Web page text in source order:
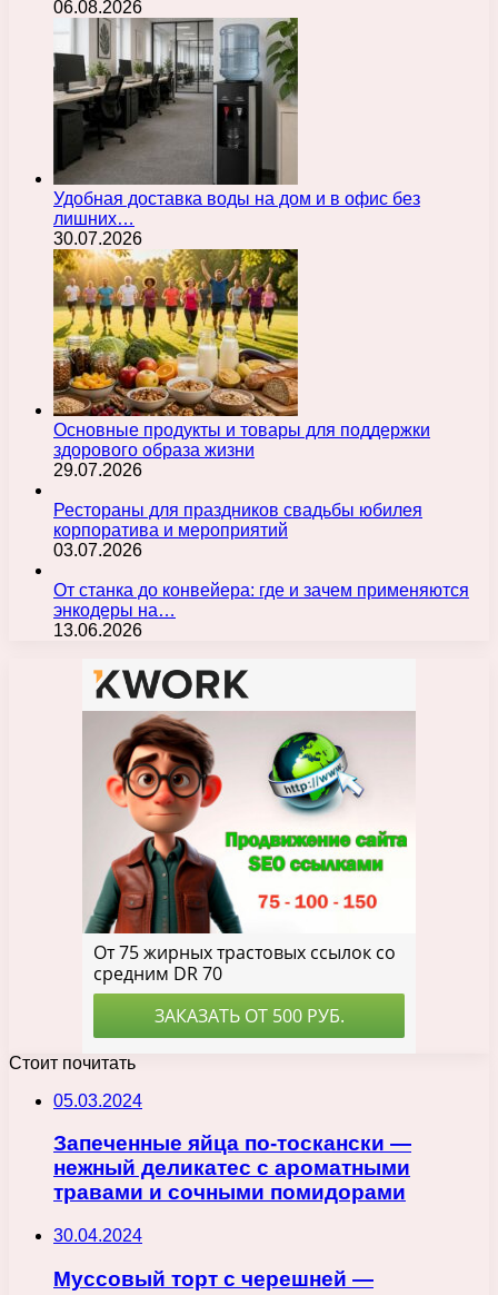
06.08.2026
Удобная доставка воды на дом и в офис без
лишних…
30.07.2026
Основные продукты и товары для поддержки
здорового образа жизни
29.07.2026
Рестораны для праздников свадьбы юбилея
корпоратива и мероприятий
03.07.2026
От станка до конвейера: где и зачем применяются
энкодеры на…
13.06.2026
Стоит почитать
05.03.2024
Запеченные яйца по-тоскански —
нежный деликатес с ароматными
травами и сочными помидорами
30.04.2024
Муссовый торт с черешней —